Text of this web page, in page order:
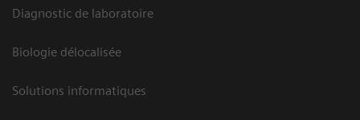
Diagnostic de laboratoire
Biologie délocalisée
Solutions informatiques